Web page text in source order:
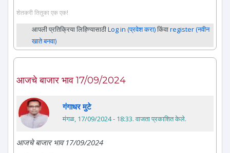
शेतकरी तितुका एक एक!
आपली प्रतिक्रिया लिहिण्यासाठीLog in (प्रवेश करा)किंवाregister (नवीन
खाते बनवा)
आजचे बाजार भाव 17/09/2024
गंगाधर मुटे
मंगळ, 17/09/2024 - 18:33. वाजता प्रकाशित केले.
आजचे बाजार भाव 17/09/2024